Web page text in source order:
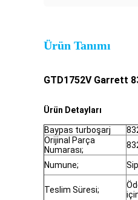
Ürün Tanımı
GTD1752V Garrett
Ürün Detayları
Baypas turboşarj
Orijinal Parça
Numarası;
Numune;
Teslim Süresi;